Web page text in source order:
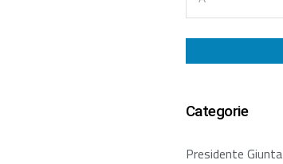
Categorie
Presidente Giunta